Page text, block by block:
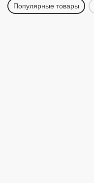
Популярные товары